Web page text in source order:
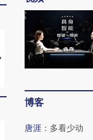
马航飞行员跨国走私7万
粒摇头丸 尿检体内含3种
博客
唐涯 ： 多看少动